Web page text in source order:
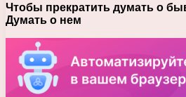
Чтобы прекратить думать о
Думать о нем